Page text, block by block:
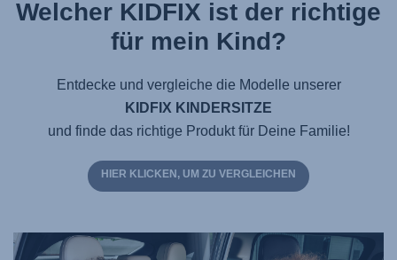
Welcher KIDFIX ist der richtige
für mein Kind?
Entdecke und vergleiche die Modelle unserer
KIDFIX KINDERSITZE
und finde das richtige Produkt für Deine Familie!
HIER KLICKEN, UM ZU VERGLEICHEN